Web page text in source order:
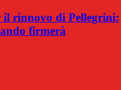
rinnovo di Pellegrini:
firmerà